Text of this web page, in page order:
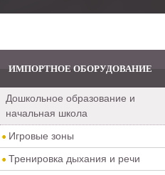
ИМПОРТНОЕ ОБОРУДОВАНИЕ
Дошкольное образование и
начальная школа
Игровые зоны
Тренировка дыхания и речи